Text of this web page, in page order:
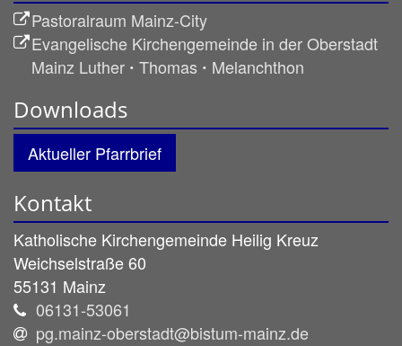
Pastoralraum Mainz-City
Evangelische Kirchengemeinde in der Oberstadt
Mainz Luther ꞏ Thomas ꞏ Melanchthon
Downloads
Aktueller Pfarrbrief
Kontakt
Katholische Kirchengemeinde Heilig Kreuz
Weichselstraße 60
55131 Mainz
06131-53061
pg.mainz-oberstadt@bistum-mainz.de